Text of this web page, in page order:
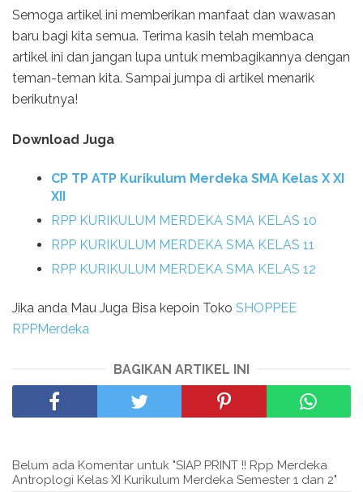
Semoga artikel ini memberikan manfaat dan wawasan
baru bagi kita semua. Terima kasih telah membaca
artikel ini dan jangan lupa untuk membagikannya dengan
teman-teman kita. Sampai jumpa di artikel menarik
berikutnya!
Download Juga
CP TP ATP Kurikulum Merdeka SMA Kelas X XI
XII
RPP KURIKULUM MERDEKA SMA KELAS 10
RPP KURIKULUM MERDEKA SMA KELAS 11
RPP KURIKULUM MERDEKA SMA KELAS 12
Jika anda Mau Juga Bisa kepoin Toko SHOPPEE
RPPMerdeka
BAGIKAN ARTIKEL INI
Belum ada Komentar untuk "SIAP PRINT !! Rpp Merdeka
Antroplogi Kelas XI Kurikulum Merdeka Semester 1 dan 2"